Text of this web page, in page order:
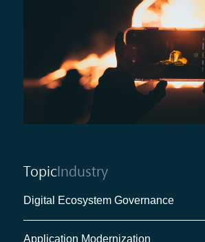
TopicIndustry
Digital Ecosystem Governance
Application Modernization